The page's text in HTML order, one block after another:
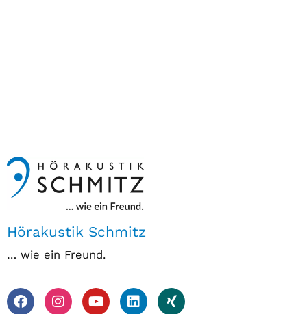
Hörakustik Schmitz
… wie ein Freund.